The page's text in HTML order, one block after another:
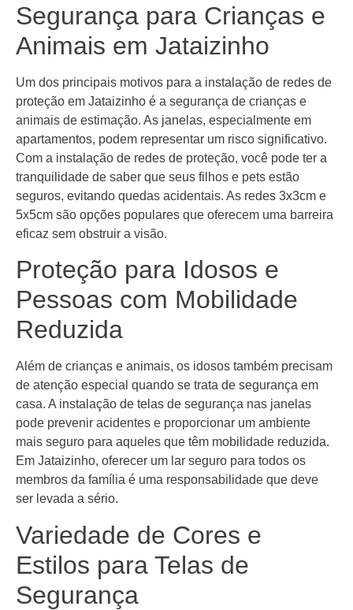
Segurança para Crianças e
Animais em Jataizinho
Um dos principais motivos para a instalação de redes de
proteção em Jataizinho é a segurança de crianças e
animais de estimação. As janelas, especialmente em
apartamentos, podem representar um risco significativo.
Com a instalação de redes de proteção, você pode ter a
tranquilidade de saber que seus filhos e pets estão
seguros, evitando quedas acidentais. As redes 3x3cm e
5x5cm são opções populares que oferecem uma barreira
eficaz sem obstruir a visão.
Proteção para Idosos e
Pessoas com Mobilidade
Reduzida
Além de crianças e animais, os idosos também precisam
de atenção especial quando se trata de segurança em
casa. A instalação de telas de segurança nas janelas
pode prevenir acidentes e proporcionar um ambiente
mais seguro para aqueles que têm mobilidade reduzida.
Em Jataizinho, oferecer um lar seguro para todos os
membros da família é uma responsabilidade que deve
ser levada a sério.
Variedade de Cores e
Estilos para Telas de
Segurança